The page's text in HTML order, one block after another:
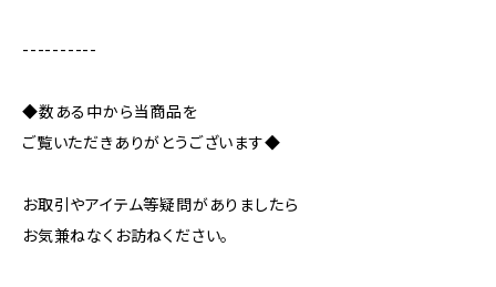
----------
◆数ある中から当商品を
ご覧いただきありがとうございます◆
お取引やアイテム等疑問がありましたら
お気兼ねなくお訪ねください。